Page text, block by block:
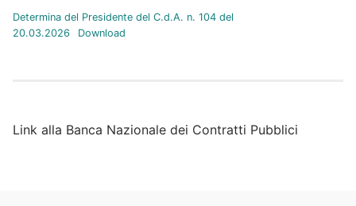
Determina del Presidente del C.d.A. n. 104 del
20.03.2026
Download
Link alla Banca Nazionale dei Contratti Pubblici